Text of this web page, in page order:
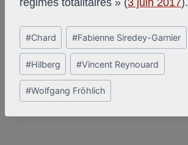
régimes totalitaires » (3 juin 2017).
Post
Tags:
#Chard #Fabienne Siredey-Garnier
#Hilberg #Vincent Reynouard
#Wolfgang Fröhlich